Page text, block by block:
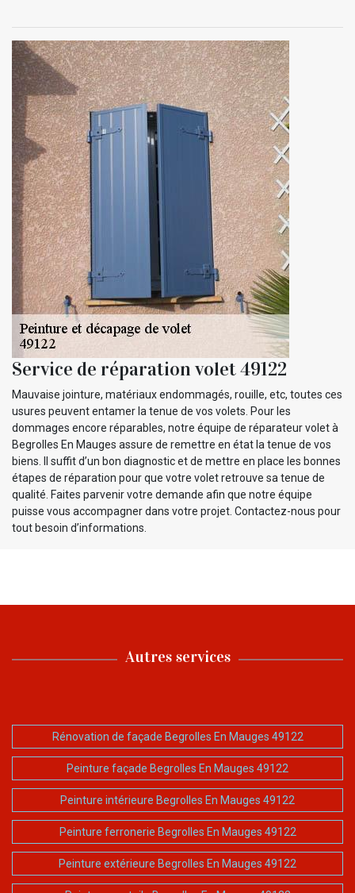
Service de réparation volet 49122
Mauvaise jointure, matériaux endommagés, rouille, etc, toutes ces
usures peuvent entamer la tenue de vos volets. Pour les
dommages encore réparables, notre équipe de réparateur volet à
Begrolles En Mauges assure de remettre en état la tenue de vos
biens. Il suffit d’un bon diagnostic et de mettre en place les bonnes
étapes de réparation pour que votre volet retrouve sa tenue de
qualité. Faites parvenir votre demande afin que notre équipe
puisse vous accompagner dans votre projet. Contactez-nous pour
tout besoin d’informations.
Autres services
Rénovation de façade Begrolles En Mauges 49122
Peinture façade Begrolles En Mauges 49122
Peinture intérieure Begrolles En Mauges 49122
Peinture ferronerie Begrolles En Mauges 49122
Peinture extérieure Begrolles En Mauges 49122